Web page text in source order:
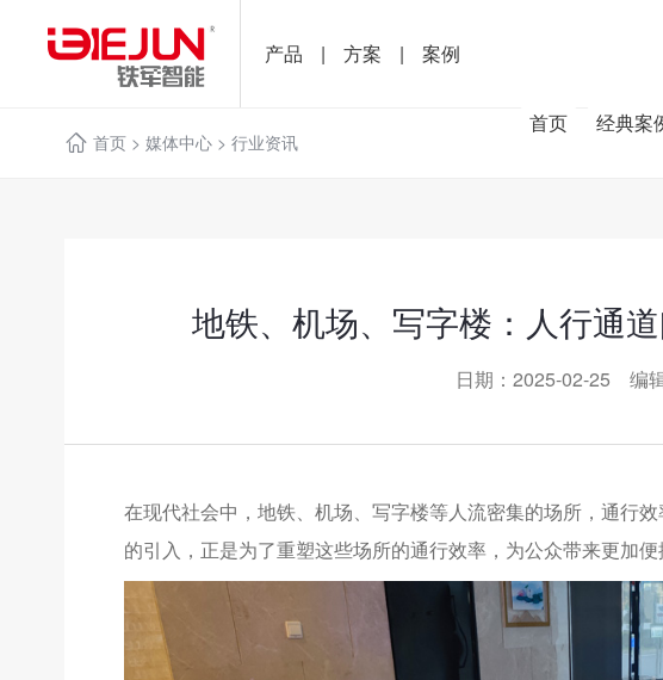
产品 | 方案 | 案例
首页 经典案
首页> 媒体中心> 行业资讯
地铁、机场、写字楼：人行通
日期：2025-02-25 编
在现代社会中，地铁、机场、写字楼等人流密集的场所，通行
的引入，正是为了重塑这些场所的通行效率，为公众带来更加便